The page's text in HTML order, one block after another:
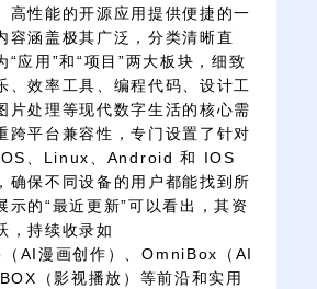
高性能的开源应用提供便捷的一
容涵盖极其广泛，分类清晰直
“应用”和“项目”两大板块，细致
、效率工具、编程代码、设计工
片处理等现代数字生活的核心需
跨平台兼容性，专门设置了针对
、Linux、Android 和 IOS​
确保不同设备的用户都能找到所
示的“最近更新”可以看出，其资
，持续收录如
AI漫画创作）、OmniBox（AI
（影视播放）等前沿和实用